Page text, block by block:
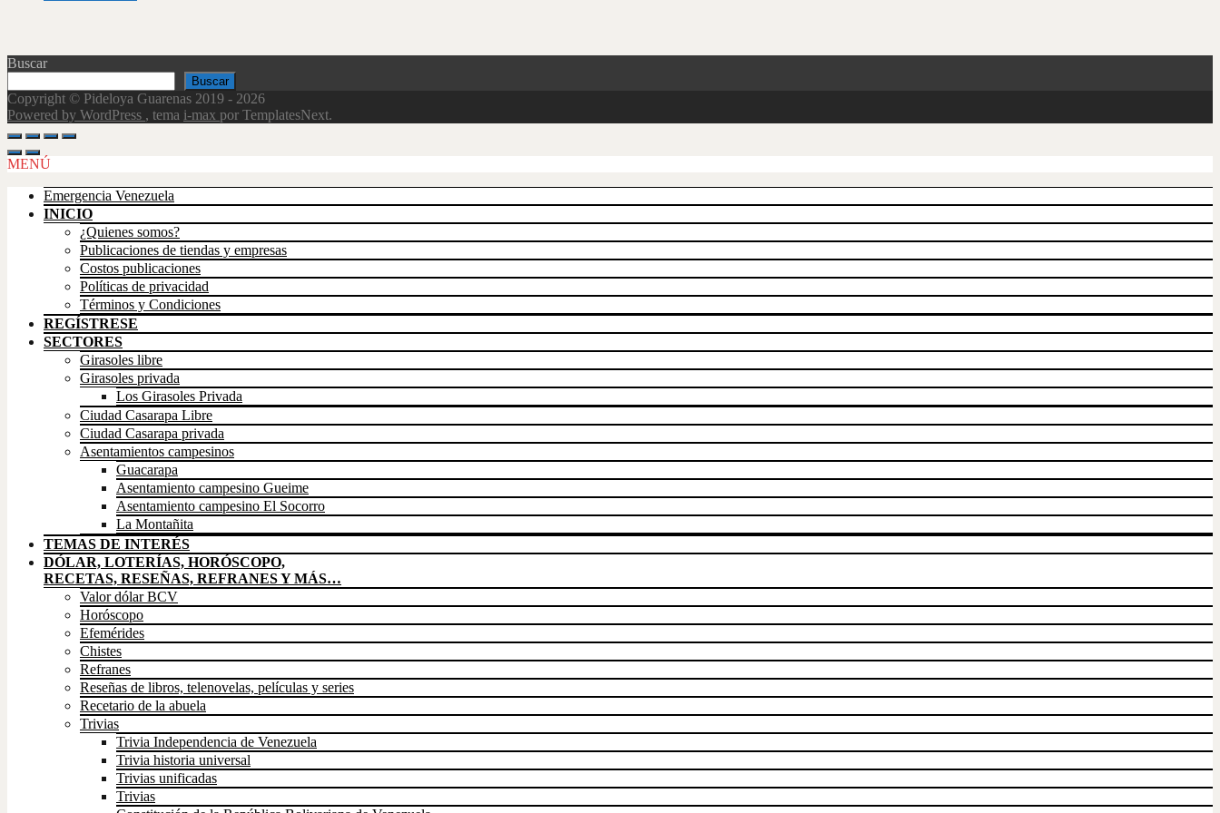
Buscar
Buscar
Copyright © Pideloya Guarenas 2019 - 2026
Powered by WordPress , tema i-max por TemplatesNext.
Scroll
Up
MENÚ
Emergencia Venezuela
INICIO
¿Quienes somos?
Publicaciones de tiendas y empresas
Costos publicaciones
Políticas de privacidad
Términos y Condiciones
REGÍSTRESE
SECTORES
Girasoles libre
Girasoles privada
Los Girasoles Privada
Ciudad Casarapa Libre
Ciudad Casarapa privada
Asentamientos campesinos
Guacarapa
Asentamiento campesino Gueime
Asentamiento campesino El Socorro
La Montañita
TEMAS DE INTERÉS
DÓLAR, LOTERÍAS, HORÓSCOPO,
RECETAS, RESEÑAS, REFRANES Y MÁS…
Valor dólar BCV
Horóscopo
Efemérides
Chistes
Refranes
Reseñas de libros, telenovelas, películas y series
Recetario de la abuela
Trivias
Trivia Independencia de Venezuela
Trivia historia universal
Trivias unificadas
Trivias